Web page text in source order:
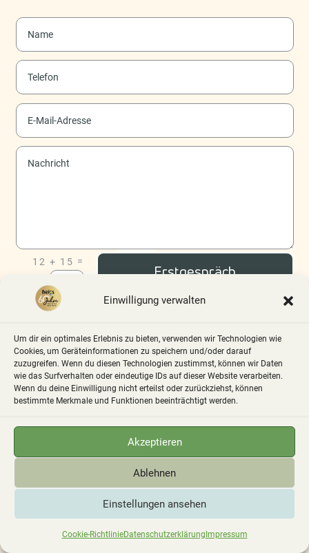
Einwilligung verwalten
Um dir ein optimales Erlebnis zu bieten, verwenden wir Technologien wie
Cookies, um Geräteinformationen zu speichern und/oder darauf
zuzugreifen. Wenn du diesen Technologien zustimmst, können wir Daten
wie das Surfverhalten oder eindeutige IDs auf dieser Website verarbeiten.
Wenn du deine Einwilligung nicht erteilst oder zurückziehst, können
bestimmte Merkmale und Funktionen beeinträchtigt werden.
Akzeptieren
Ablehnen
Einstellungen ansehen
Cookie-RichtlinieDatenschutzerklärung Impressum
12 + 15 =
Erstgespräch
anfordern
Alternative:
Klicke hier, um Marketing-Cookies zu
akzeptieren und diesen Inhalt zu aktivieren